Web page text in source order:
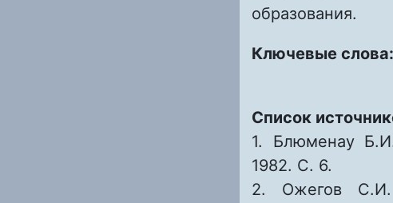
образования.
Ключевые слова:
Список
1. Блюменау
1982. С. 6.
2. Ожегов С.И.